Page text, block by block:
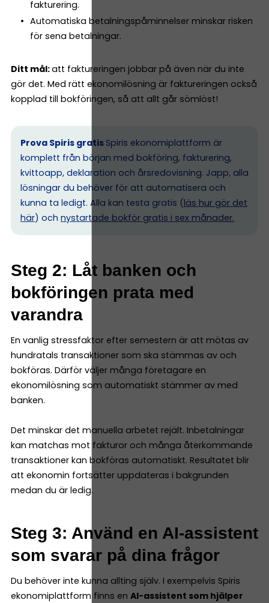
fakturering.
Automatiska betalningspåminnelser minskar risken
för sena betalningar.
Ditt mål:att faktureringen jobbar på även när du inte
gör det. Med rätt ekonomilösning är faktureringen också
kopplad till bokföringen, så att allt går sömlöst!
Prova Spiris gratis Spiris ekonomiplattform är
komplett från början med bokföring, fakturering,
kvittoapp, deklaration och årsredovisning. Japp, alla
lösningar du behöver för att automatisera och
kunna ta ledigt. Alla kan testa gratis (läs hur gör det
här) och nystartade bokför gratis i sex månader.
Steg 2: Låt banken och
bokföringen prata med
varandra
En vanlig stressfaktor efter semestern är att mötas av
hundratals transaktioner som ska stämmas av och
bokföras. Därför väljer många företagare en
ekonomilösning som automatiskt stämmer av med
banken.
Det minskar det manuella arbetet rejält. Inbetalningar
kan matchas mot fakturor och många återkommande
transaktioner kan bokföras automatiskt. Resultatet blir
att ekonomin fortsätter uppdateras i bakgrunden
medan du är ledig.
Steg 3: Använd en AI-assistent
som svarar på dina frågor
Du behöver inte kunna allting själv. I exempelvis Spiris
ekonomiplattform finns en AI-assistent som hjälper